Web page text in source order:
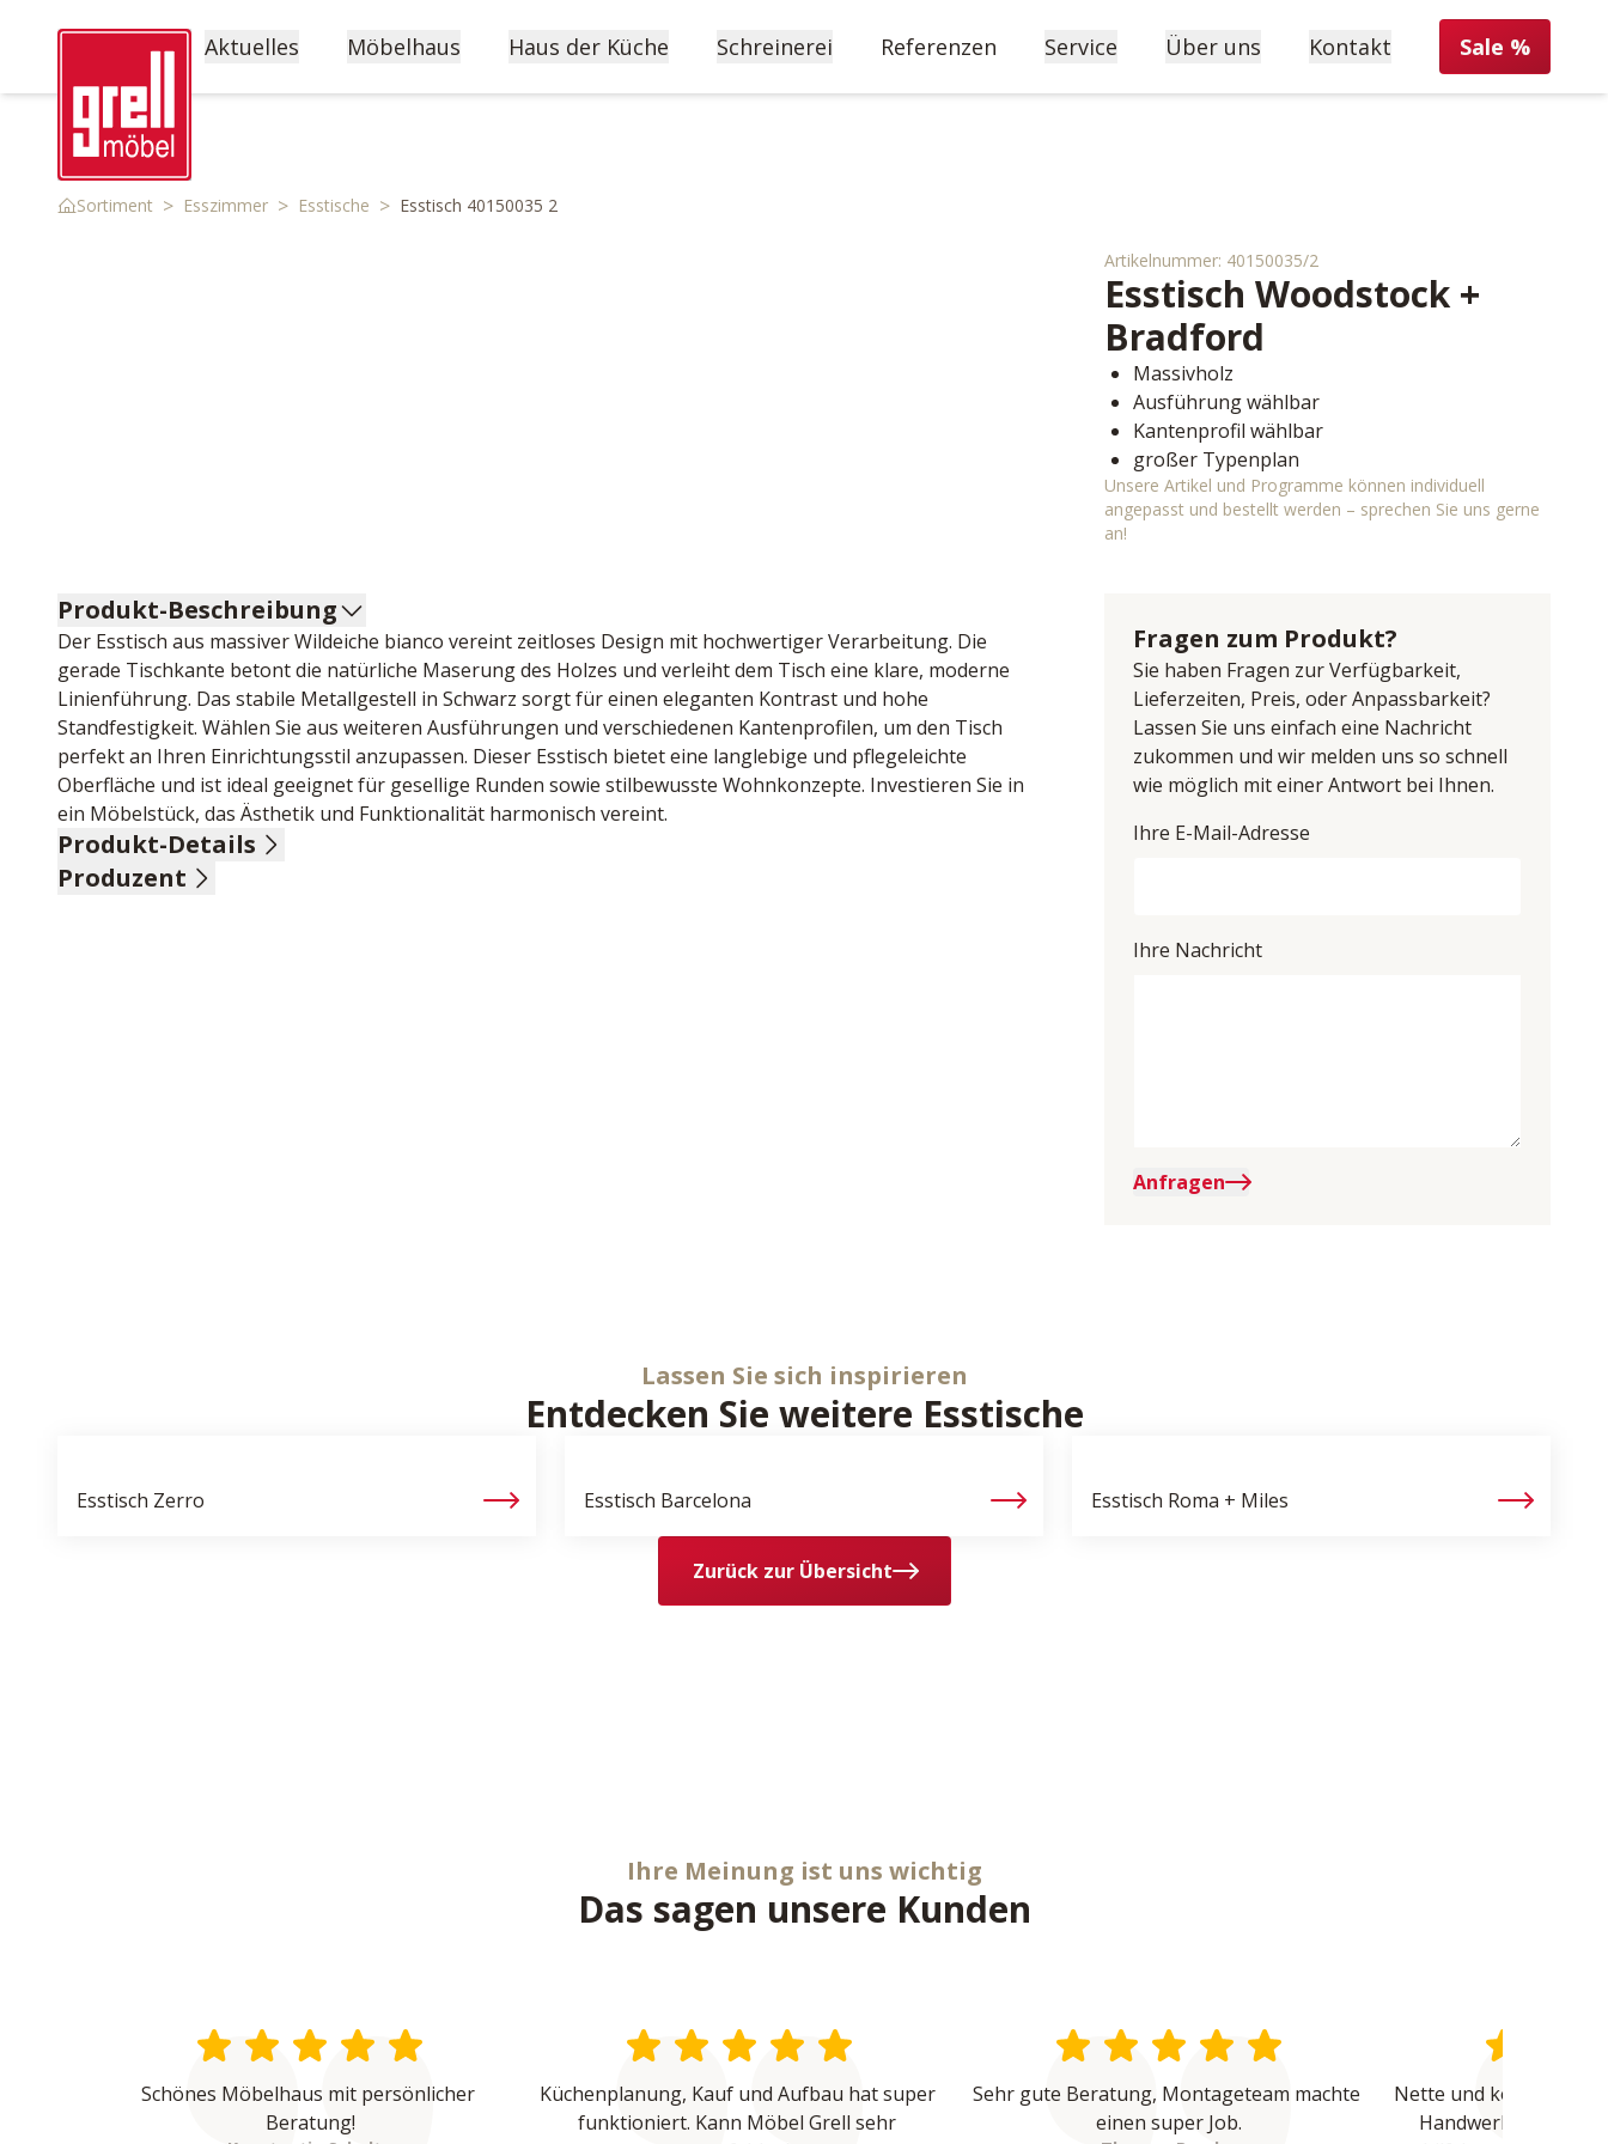
Aktuelles Möbelhaus Haus der Küche Schreinerei Referenzen Service Über uns Kontakt Sale %
Sortiment > Esszimmer > Esstische > Esstisch 40150035 2
Artikelnummer: 40150035/2
Esstisch Woodstock +
Bradford
Massivholz
Ausführung wählbar
Kantenprofil wählbar
großer Typenplan
Unsere Artikel und Programme können individuell
angepasst und bestellt werden – sprechen Sie uns gerne
an!
Produkt-Beschreibung
Der Esstisch aus massiver Wildeiche bianco vereint zeitloses Design mit hochwertiger Verarbeitung. Die
gerade Tischkante betont die natürliche Maserung des Holzes und verleiht dem Tisch eine klare, moderne
Linienführung. Das stabile Metallgestell in Schwarz sorgt für einen eleganten Kontrast und hohe
Standfestigkeit. Wählen Sie aus weiteren Ausführungen und verschiedenen Kantenprofilen, um den Tisch
perfekt an Ihren Einrichtungsstil anzupassen. Dieser Esstisch bietet eine langlebige und pflegeleichte
Oberfläche und ist ideal geeignet für gesellige Runden sowie stilbewusste Wohnkonzepte. Investieren Sie in
ein Möbelstück, das Ästhetik und Funktionalität harmonisch vereint.
Produkt-Details
Tischplatte Wildeiche bianco massiv, gerade Kante, Stärke 4 cm, Gestell Metall schwarz, LBH ca. 140/90/76
Produzent
Fragen zum Produkt?
Sie haben Fragen zur Verfügbarkeit,
Lieferzeiten, Preis, oder Anpassbarkeit?
Lassen Sie uns einfach eine Nachricht
zukommen und wir melden uns so schnell
wie möglich mit einer Antwort bei Ihnen.
Ihre E-Mail-Adresse
Ihre Nachricht
Anfragen
Lassen Sie sich inspirieren
Entdecken Sie weitere Esstische
Esstisch Zerro Esstisch Barcelona Esstisch Roma + Miles
Zurück zur Übersicht
Ihre Meinung ist uns wichtig
Das sagen unsere Kunden
Schönes Möbelhaus mit persönlicher
Beratung!
Küchenplanung, Kauf und Aufbau hat super
funktioniert. Kann Möbel Grell sehr
Sehr gute Beratung, Montageteam machte
einen super Job.
Nette und kompetente
Handwerker waren